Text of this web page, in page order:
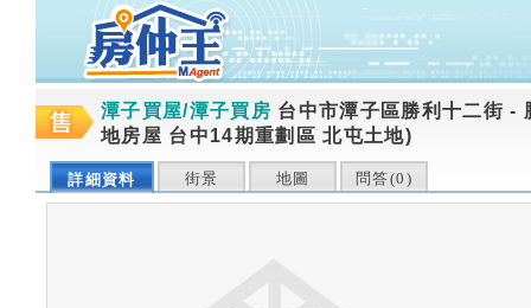
潭子買屋/潭子買房 台中市潭子區勝利十二街 -
地房屋 台中14期重劃區 北屯土地)
詳細資料 街景 地圖 問答(0 )